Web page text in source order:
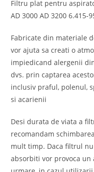
Filtru plat pentru
AD 3000 AD 3200 6.415-
Fabricate din materiale
vor ajuta sa creati o
impiedicand alergenii
dvs. prin captarea
inclusiv praful, polenul,
si acarienii
Desi durata de viata a
recomandam
mult timp. Daca filtrul
absorbiti vor provoca